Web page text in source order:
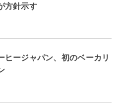
方針示す
ヒージャパン、初のベーカリ